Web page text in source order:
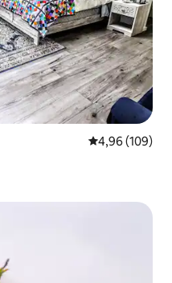
5 üzerinden
4,96 (109)